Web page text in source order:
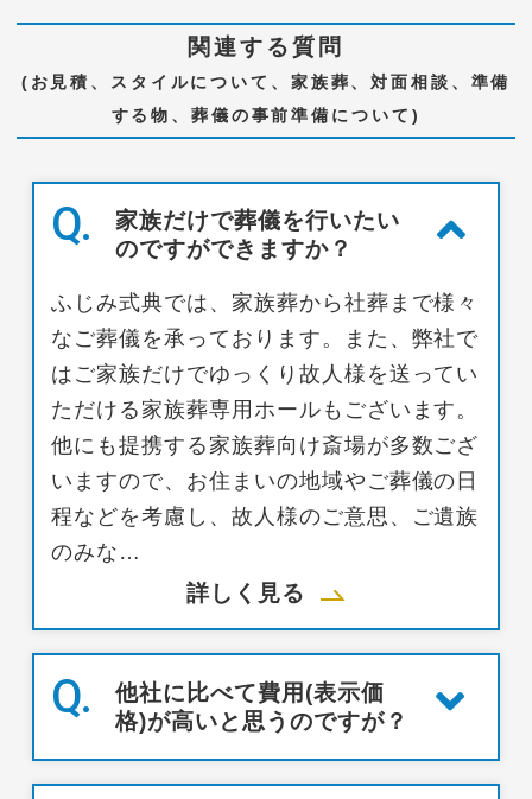
関連する質問
(お見積、スタイルについて、家族葬、対面相談、準備
する物、葬儀の事前準備について)
Q.
家族だけで葬儀を行いたい
のですができますか？
ふじみ式典では、家族葬から社葬まで様々
なご葬儀を承っております。また、弊社で
はご家族だけでゆっくり故人様を送ってい
ただける家族葬専用ホールもございます。
他にも提携する家族葬向け斎場が多数ござ
いますので、お住まいの地域やご葬儀の日
程などを考慮し、故人様のご意思、ご遺族
のみな…
詳しく見る
Q.
他社に比べて費用(表示価
格)が高いと思うのですが？